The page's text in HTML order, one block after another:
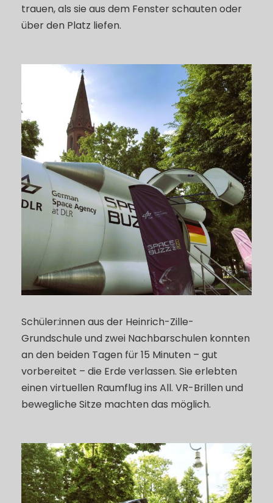
trauen, als sie aus dem Fenster schauten oder
über den Platz liefen.
Schüler:innen aus der Heinrich-Zille-
Grundschule und zwei Nachbarschulen konnten
an den beiden Tagen für 15 Minuten – gut
vorbereitet – die Erde verlassen. Sie erlebten
einen virtuellen Raumflug ins All. VR-Brillen und
bewegliche Sitze machten das möglich.